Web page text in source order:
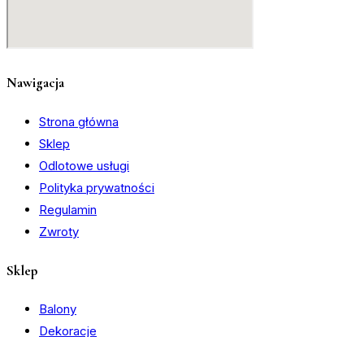
Nawigacja
Strona główna
Sklep
Odlotowe usługi
Polityka prywatności
Regulamin
Zwroty
Sklep
Balony
Dekoracje